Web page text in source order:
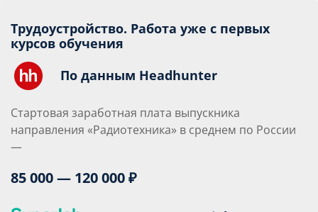
Трудоустройство. Работа уже с первых
курсов обучения
По данным Headhunter
Стартовая заработная плата выпускника
направления «Радиотехника» в среднем по России
—
85 000 — 120 000 ₽